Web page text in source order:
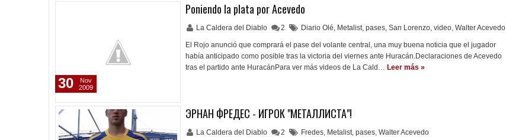
Poniendo la plata por Acevedo
La Caldera del Diablo 2 Diario Olé, Metalist, pases, San Lorenzo, video, Walter Acevedo
El Rojo anunció que comprará el pase del volante central, una muy buena noticia que el jugador
había anticipado como posible tras la victoria del viernes ante Huracán.Declaraciones de Acevedo
tras el partido ante HuracánPara ver más videos de La Cald… Leer más »
30
Nov
2009
ЭРНАН ФРЕДЕС - ИГРОК "МЕТАЛЛИСТА"!
La Caldera del Diablo 2 Fredes, Metalist, pases, Walter Acevedo